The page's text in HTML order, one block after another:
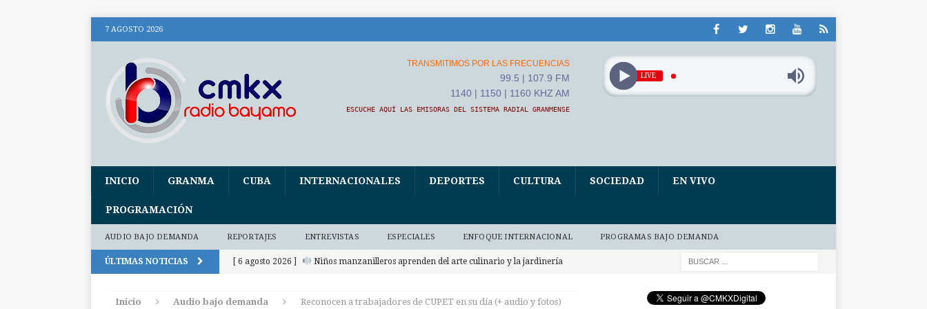
7 AGOSTO 2026
TRANSMITIMOS POR LAS FRECUENCIAS
99.5 | 107.9 FM
1140 | 1150 | 1160 KHZ AM
ESCUCHE AQUÍ LAS EMISORAS DEL SISTEMA RADIAL GRANMENSE
LIVE
INICIO GRANMA CUBA INTERNACIONALES DEPORTES CULTURA SOCIEDAD EN VIVO
PROGRAMACIÓN
AUDIO BAJO DEMANDA REPORTAJES ENTREVISTAS ESPECIALES ENFOQUE INTERNACIONAL PROGRAMAS BAJO DEMANDA
ÚLTIMAS NOTICIAS [ 6 agosto 2026 ] Niños manzanilleros aprenden del arte culinario y la jardinería
Inicio Audio bajo demanda Reconocen a trabajadores de CUPET en su día (+ audio y fotos)